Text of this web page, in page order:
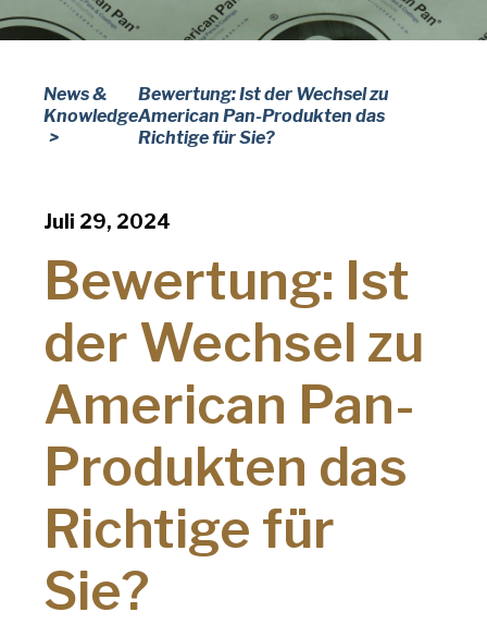
American Pan
Pan GLO
Runex
Turbel
USA Pan
News &
Knowledge
Bewertung: Ist der Wechsel zu
American Pan-Produkten das
Richtige für Sie?
Juli 29, 2024
Bewertung: Ist
der Wechsel zu
American Pan-
Produkten das
Richtige für
Sie?
Nachname
Name
der
Mail-
Addresse
(erforderlich)
Nation
(erforderlich)
Nation *
Consent
(erforderlich)
Ja, ich habe die Datenschutzrichtlinievon
American Pan gelesen und verstanden.